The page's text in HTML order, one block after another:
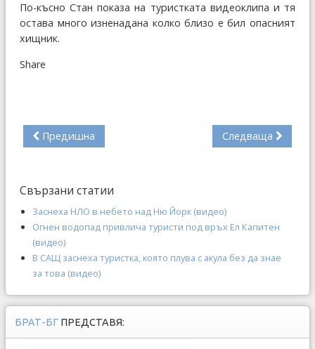
По-късно Стан показа на туристката видеоклипа и тя
остава много изненадана колко близо е бил опасният
хищник.
Share
Предишна Следваща
Свързани статии
Заснеха НЛО в небето над Ню Йорк (видео)
Огнен водопад привлича туристи под връх Ел Капитен
(видео)
В САЩ заснеха туристка, която плува с акула без да знае
за това (видео)
БРАТ-БГ ПРЕДСТАВЯ: